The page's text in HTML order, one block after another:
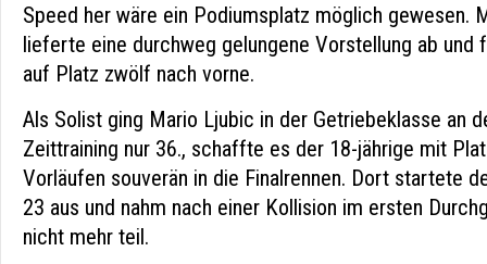
Speed her wäre ein Podiumsplatz möglich gewesen.
lieferte eine durchweg gelungene Vorstellung ab und
auf Platz zwölf nach vorne.
Als Solist ging Mario Ljubic in der Getriebeklasse an
Zeittraining nur 36., schaffte es der 18-jährige mit
Vorläufen souverän in die Finalrennen. Dort startete
23 aus und nahm nach einer Kollision im ersten
nicht mehr teil.